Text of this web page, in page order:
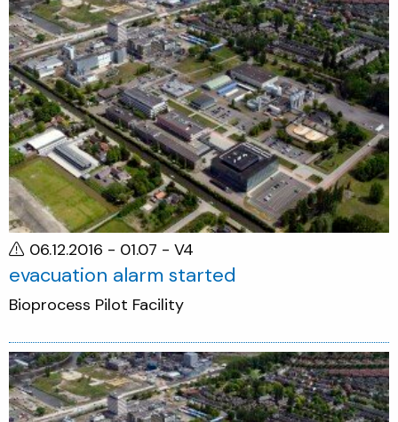
06.12.2016 - 01.07 - V4
evacuation alarm started
Bioprocess Pilot Facility